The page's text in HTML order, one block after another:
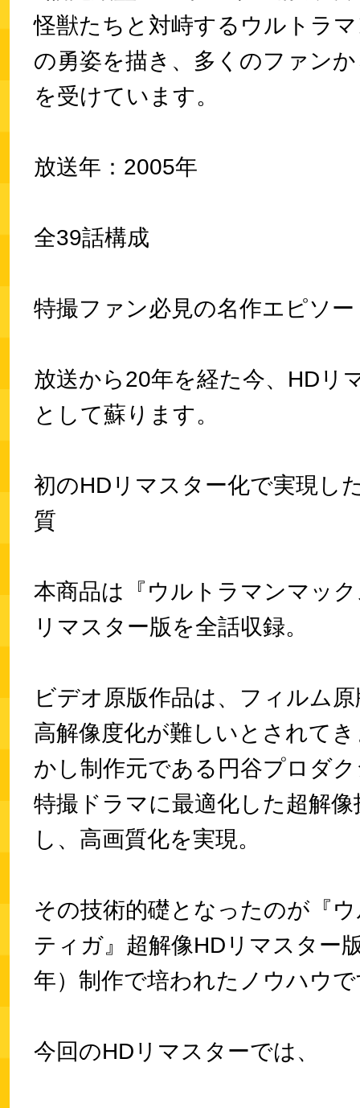
怪獣たちと対峙するウルトラ
の勇姿を描き、多くのファン
を受けています。
放送年：2005年
全39話構成
特撮ファン必見の名作エピソー
放送から20年を経た今、HDリ
として蘇ります。
初のHDリマスター化で実現し
質
本商品は『ウルトラマンマッ
リマスター版を全話収録。
ビデオ原版作品は、フィルム
高解像度化が難しいとされて
かし制作元である円谷プロダ
特撮ドラマに最適化した超解像
し、高画質化を実現。
その技術的礎となったのが『
ティガ』超解像HDリマスター
年）制作で培われたノウハウ
今回のHDリマスターでは、